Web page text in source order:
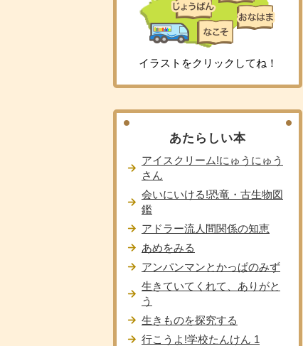
イラストをクリックしてね！
あたらしい本
アイスクリーム!にゅうにゅう
さん
会いにいける!恐竜・古生物図
鑑
アドラー流人間関係の知恵
あめをみる
アンパンマンとかっぱのみず
生きていてくれて、ありがと
う
生きものを探究する
行こうよ!学校たんけん 1